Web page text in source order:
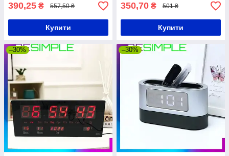
390,25 ₴ 557,50 ₴
Купити
350,70 ₴ 501 ₴
Купити
–30% –30%